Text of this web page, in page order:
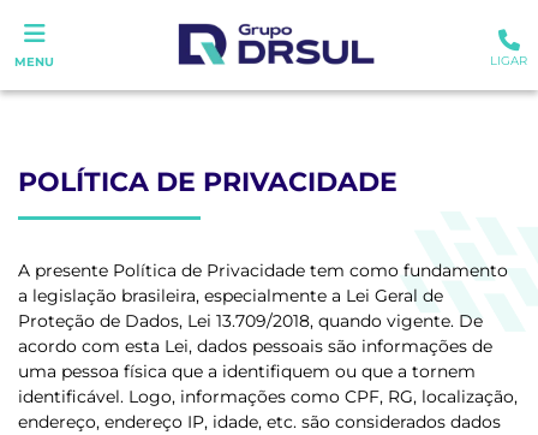
MENU LIGAR
POLÍTICA DE PRIVACIDADE
A presente Política de Privacidade tem como fundamento
a legislação brasileira, especialmente a Lei Geral de
Proteção de Dados, Lei 13.709/2018, quando vigente. De
acordo com esta Lei, dados pessoais são informações de
uma pessoa física que a identifiquem ou que a tornem
identificável. Logo, informações como CPF, RG, localização,
endereço, endereço IP, idade, etc. são considerados dados